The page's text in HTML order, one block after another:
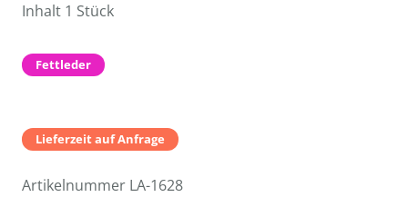
Inhalt 1 Stück
Fettleder
Lieferzeit auf Anfrage
Artikelnummer LA-1628